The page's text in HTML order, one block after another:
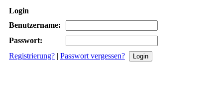
Login
Benutzername:
Passwort:
Registrierung? | Passwort vergessen?